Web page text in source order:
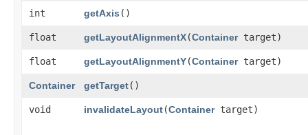
int getAxis ()
float getLayoutAlignmentX​(Containertarget)
float getLayoutAlignmentY​(Containertarget)
Container getTarget()
void invalidateLayout​(Containertarget)